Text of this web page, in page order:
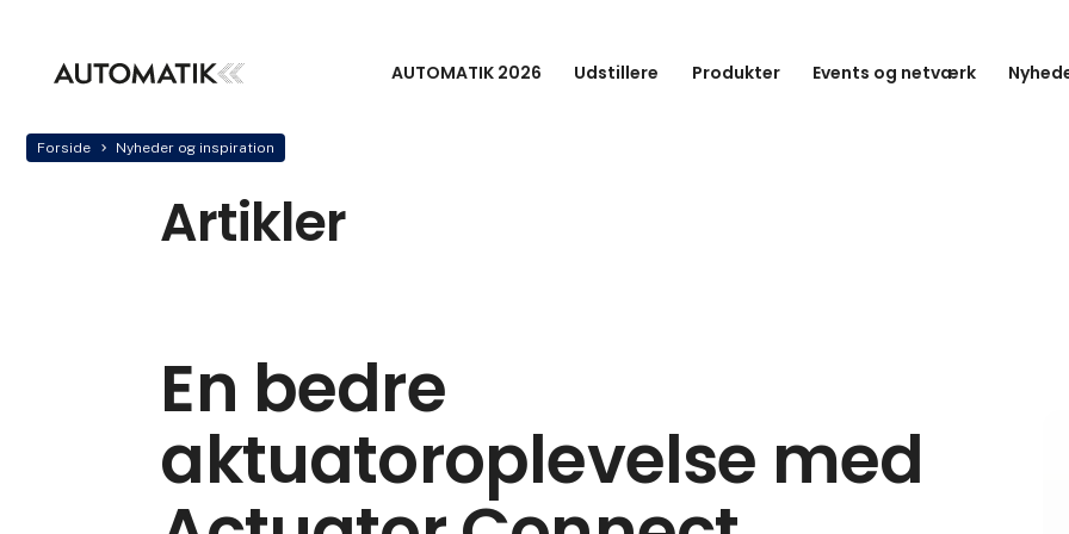
AUTOMATIK 2026 Udstillere Produkter Events og netværk
Forside Nyheder og inspiration
Artikler
En bedre
aktuatoroplevelse med